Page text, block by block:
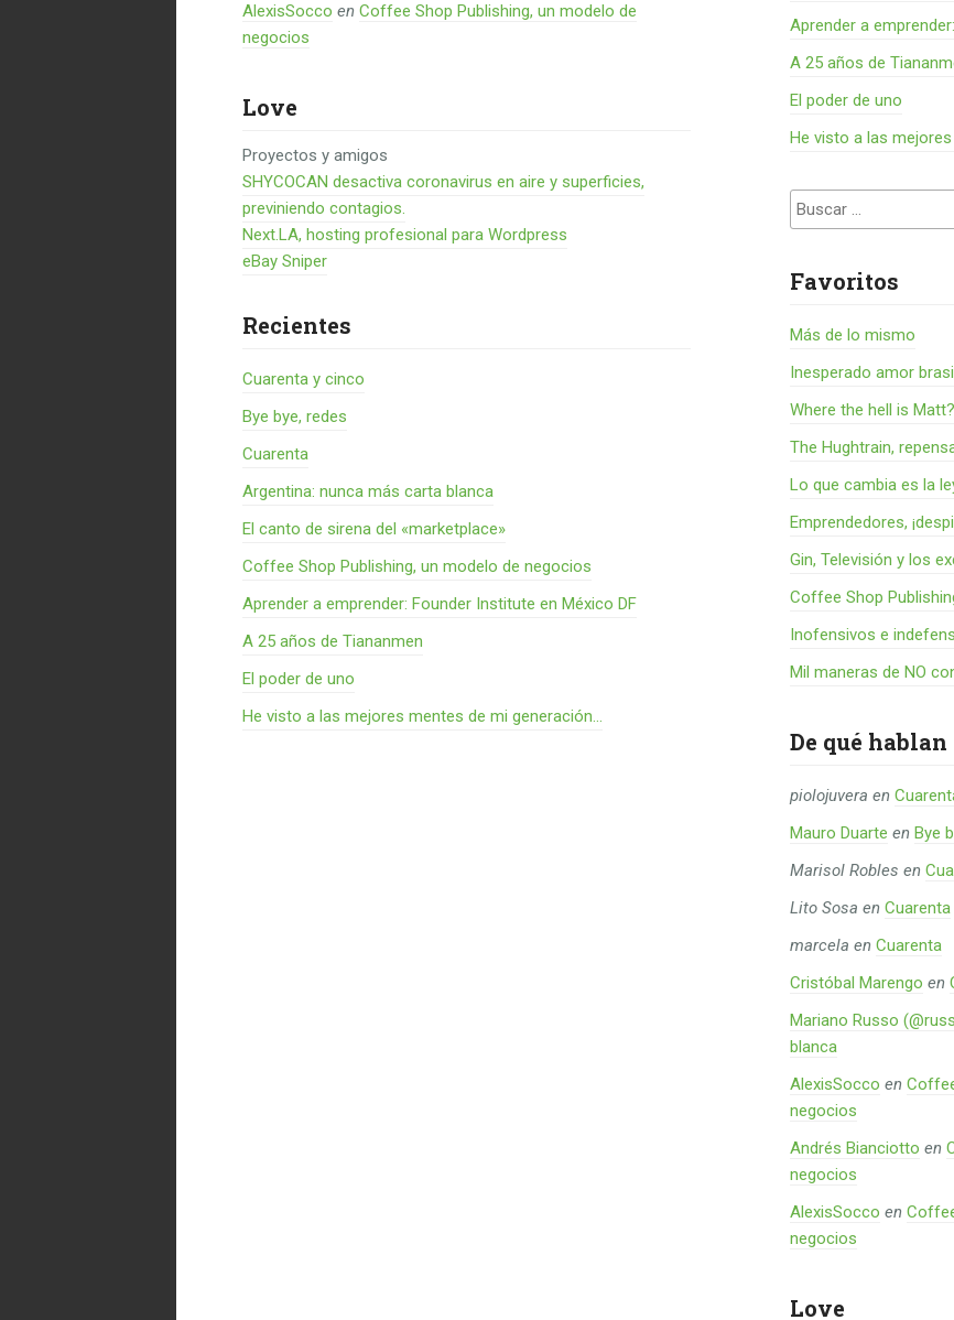
AlexisSocco en Coffee Shop Publishing, un modelo de
negocios
Love
Proyectos y amigos
SHYCOCAN desactiva coronavirus en aire y superficies,
previniendo contagios.
Next.LA, hosting profesional para Wordpress
eBay Sniper
Recientes
Cuarenta y cinco
Bye bye, redes
Cuarenta
Argentina: nunca más carta blanca
El canto de sirena del «marketplace»
Coffee Shop Publishing, un modelo de negocios
Aprender a emprender: Founder Institute en México DF
A 25 años de Tiananmen
El poder de uno
He visto a las mejores mentes de mi generación…
Aprender a
A 25 años de
El poder de uno
He visto a las
Buscar:
Favoritos
Más de lo mismo
Inesperado amor
Where the hell is Matt?
The Hughtrain,
Lo que cambia es la
Emprendedores,
Gin, Televisión y los
Coffee Shop
Inofensivos e
Mil maneras de NO
De qué hablan
piolojuvera en
Mauro Duarte enBye
Marisol Robles en
Lito Sosa enCuarenta
marcela enCuarenta
Cristóbal Marengo en
Mariano Russo
blanca
AlexisSocco en
negocios
Andrés Bianciotto en
negocios
AlexisSocco en
negocios
Love